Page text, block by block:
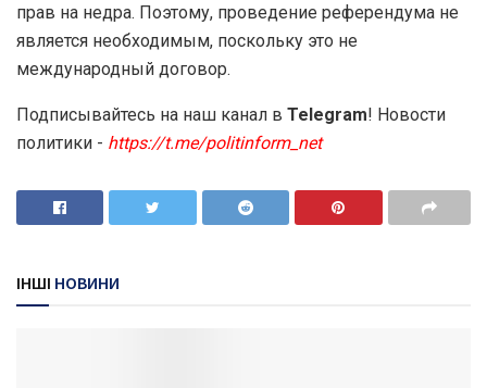
прав на недра. Поэтому, проведение референдума не
является необходимым, поскольку это не
международный договор.
Подписывайтесь на наш канал в Telegram! Новости
политики - https://t.me/politinform_net
ІНШІ НОВИНИ